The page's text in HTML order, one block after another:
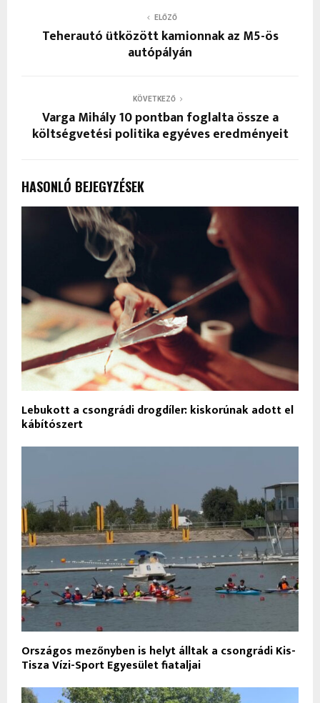
ELŐZŐ
Teherautó ütközött kamionnak az M5-ös
autópályán
KÖVETKEZŐ
Varga Mihály 10 pontban foglalta össze a
költségvetési politika egyéves eredményeit
HASONLÓ BEJEGYZÉSEK
Lebukott a csongrádi drogdíler: kiskorúnak adott el
kábítószert
Országos mezőnyben is helyt álltak a csongrádi Kis-
Tisza Vízi-Sport Egyesület fiataljai